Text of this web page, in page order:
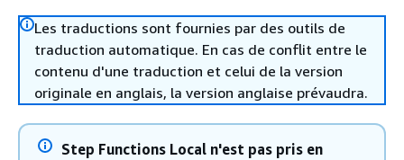
Les traductions sont fournies par des outils de
traduction automatique. En cas de conflit entre le
contenu d'une traduction et celui de la version
originale en anglais, la version anglaise prévaudra.
Step Functions Local n'est pas pris en